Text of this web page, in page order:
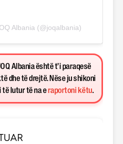
Albania (@joqalbania)
Albania është t’i paraqesë
dhe të drejtë. Nëse ju shikoni
të lutur të na e raportoni këtu.